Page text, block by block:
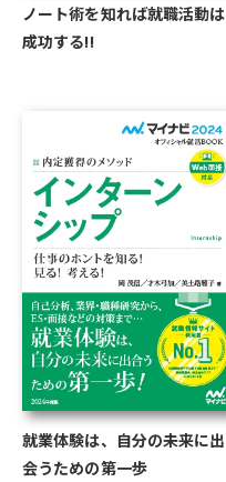
ノート術を知れば就職活動は
成功する!!
就業体験は、自分の未来に出
会うための第一歩